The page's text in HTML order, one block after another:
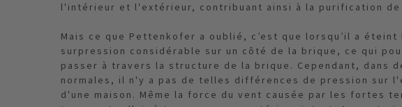
l'intérieur et l'extérieur, contribuant ainsi à la purification
Mais ce que Pettenkofer a oublié, c’est que lorsqu’il a
surpression considérable sur un côté de la brique, ce qui
passer à travers la structure de la brique. Cependant, dans
normales, il n'y a pas de telles différences de pression sur
d'une maison. Même la force du vent causée par les fortes